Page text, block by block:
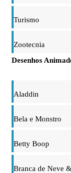
Turismo
Zootecnia
Desenhos
Aladdin
Bela e Monstro
Betty Boop
Branca de Neve